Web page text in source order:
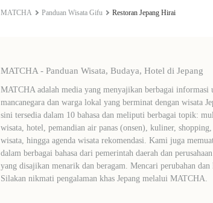
MATCHA Panduan Wisata Gifu Restoran Jepang Hirai
MATCHA - Panduan Wisata, Budaya, Hotel di Jepang
MATCHA adalah media yang menyajikan berbagai informasi
mancanegara dan warga lokal yang berminat dengan wisata
sini tersedia dalam 10 bahasa dan meliputi berbagai topik:
wisata, hotel, pemandian air panas (onsen), kuliner, shopping,
wisata, hingga agenda wisata rekomendasi. Kami juga
dalam berbagai bahasa dari pemerintah daerah dan
yang disajikan menarik dan beragam. Mencari perubahan dan
Silakan nikmati pengalaman khas Jepang melalui MATCHA.